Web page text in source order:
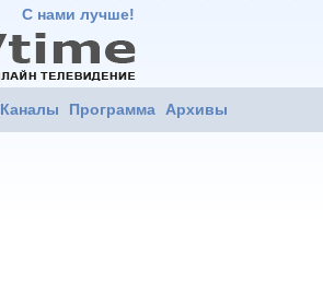
С нами лучше!
Каналы Программа Архивы